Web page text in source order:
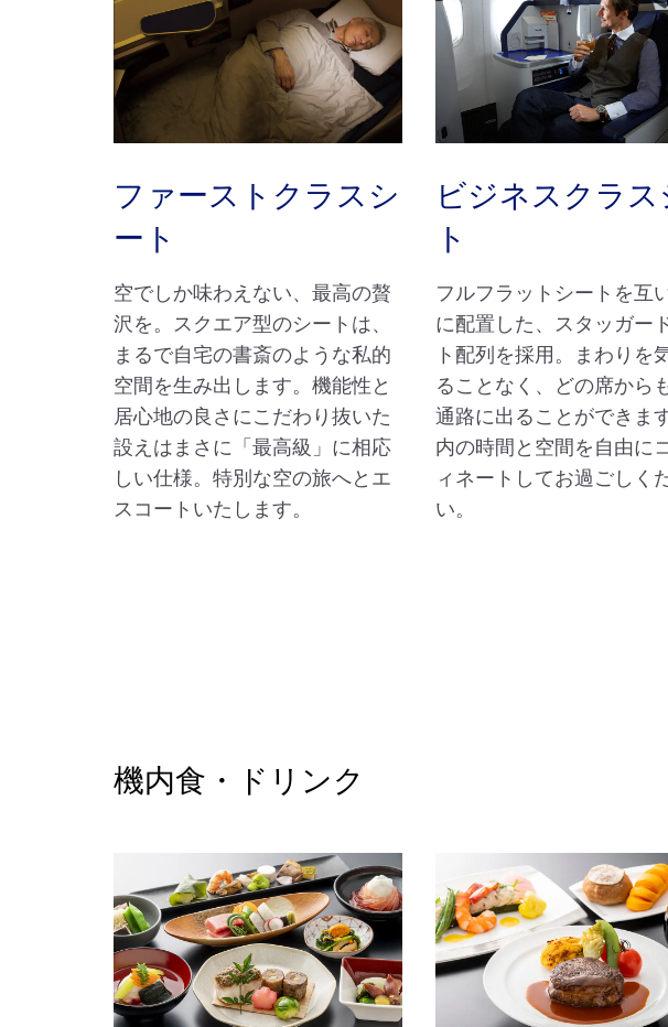
ファーストクラスシ
ート
空でしか味わえない、最高の贅
沢を。スクエア型のシートは、
まるで自宅の書斎のような私的
空間を生み出します。機能性と
居心地の良さにこだわり抜いた
設えはまさに「最高級」に相応
しい仕様。特別な空の旅へとエ
スコートいたします。
ビジネスクラス
ト
フルフラットシートを互
に配置した、スタッガー
ト配列を採用。まわりを
ることなく、どの席から
通路に出ることができま
内の時間と空間を自由に
ィネートしてお過ごしく
い。
機内食・ドリンク